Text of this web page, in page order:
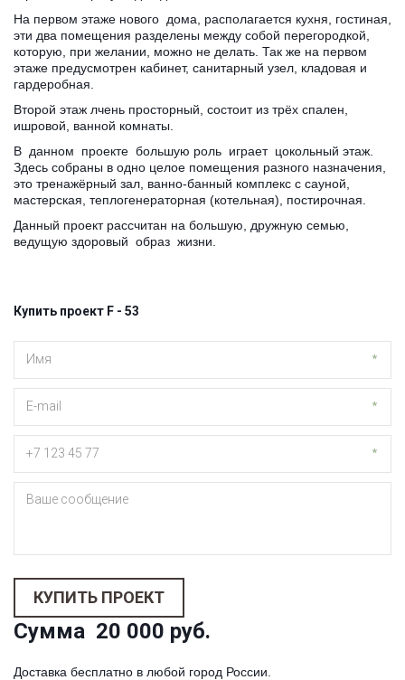
На первом этаже нового  дома, располагается кухня, гостиная,
эти два помещения разделены между собой перегородкой,
которую, при желании, можно не делать. Так же на первом
этаже предусмотрен кабинет, санитарный узел, кладовая и
гардеробная.
Второй этаж лчень просторный, состоит из трёх спален,
ишровой, ванной комнаты.
В  данном  проекте  большую роль  играет  цокольный этаж.
Здесь собраны в одно целое помещения разного назначения,
это тренажёрный зал, ванно-банный комплекс с сауной,
мастерская, теплогенераторная (котельная), постирочная.
Данный проект рассчитан на большую, дружную семью,
ведущую здоровый  образ  жизни.
Купить проект F - 53
*
*
*
КУПИТЬ ПРОЕКТ
Сумма  20 000 руб.
Доставка бесплатно в любой город России.